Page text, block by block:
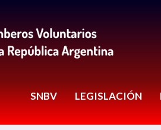
SNBV LEGISLACIÓN